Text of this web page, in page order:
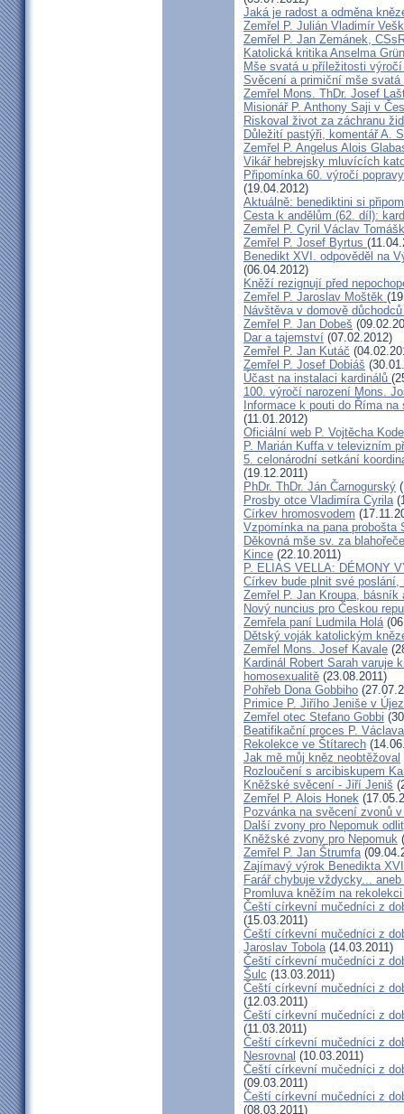
Jaká je radost a odměna
Zemřel P. Julián Vladimír
Zemřel P. Jan Zemánek,
Katolická kritika Anselma
Mše svatá u příležitosti
Svěcení a primiční mše
Zemřel Mons. ThDr. Josef
Misionář P. Anthony Saji v
Riskoval život za záchranu
Důležití pastýři, komentář A.
Zemřel P. Angelus Alois
Vikář hebrejsky mluvících
Připomínka 60. výročí
(19.04.2012)
Aktuálně: benediktini si
Cesta k andělům (62. díl):
Zemřel P. Cyril Václav
Zemřel P. Josef Byrtus
Benedikt XVI. odpověděl na
(06.04.2012)
Kněží rezignují před
Zemřel P. Jaroslav Moštěk
Návštěva v domově
Zemřel P. Jan Dobeš
Dar a tajemství (07.02.2012)
Zemřel P. Jan Kutáč
Zemřel P. Josef Dobiáš
Účast na instalaci kardinálů
100. výročí narození Mons.
Informace k pouti do Říma
(11.01.2012)
Oficiální web P. Vojtěcha
P. Marián Kuffa v televizním
5. celonárodní setkání
(19.12.2011)
PhDr. ThDr. Ján Čarnogurský
Prosby otce Vladimíra Cyrila
Církev hromosvodem
Vzpomínka na pana probošta
Děkovná mše sv. za
Kince (22.10.2011)
P. ELIAS VELLA: DÉMONY
Církev bude plnit své
Zemřel P. Jan Kroupa, básník
Nový nuncius pro Českou
Zemřela paní Ludmila Holá
Dětský voják katolickým
Zemřel Mons. Josef Kavale
Kardinál Robert Sarah varuje
homosexualitě (23.08.2011)
Pohřeb Dona Gobbiho
Primice P. Jiřího Jeniše v
Zemřel otec Stefano Gobbi
Beatifikační proces P.
Rekolekce ve Štítarech
Jak mě můj kněz neobtěžoval
Rozloučení s arcibiskupem
Kněžské svěcení - Jiří Jeniš
Zemřel P. Alois Honek
Pozvánka na svěcení zvonů
Další zvony pro Nepomuk
Kněžské zvony pro Nepomuk
Zemřel P. Jan Štrumfa
Zajímavý výrok Benedikta
Farář chybuje vždycky...
Promluva kněžím na
Čeští církevní mučedníci z
(15.03.2011)
Čeští církevní mučedníci z
Jaroslav Tobola(14.03.2011)
Čeští církevní mučedníci z
Šulc (13.03.2011)
Čeští církevní mučedníci z
(12.03.2011)
Čeští církevní mučedníci z
(11.03.2011)
Čeští církevní mučedníci z
Nesrovnal (10.03.2011)
Čeští církevní mučedníci z
(09.03.2011)
Čeští církevní mučedníci z
(08.03.2011)